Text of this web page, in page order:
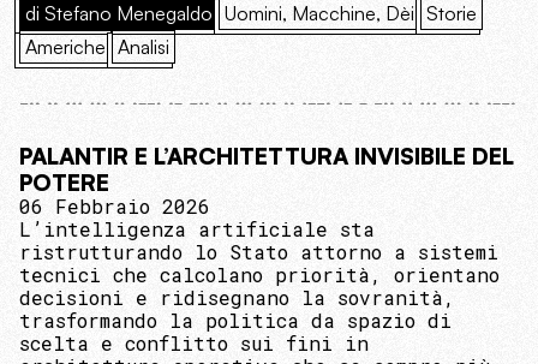
di Stefano Menegaldo Uomini, Macchine, Dèi Storie
Americhe Analisi
PALANTIR E L’ARCHITETTURA INVISIBILE DEL
POTERE
06 Febbraio 2026
L’intelligenza artificiale sta
ristrutturando lo Stato attorno a sistemi
tecnici che calcolano priorità, orientano
decisioni e ridisegnano la sovranità,
trasformando la politica da spazio di
scelta e conflitto sui fini in